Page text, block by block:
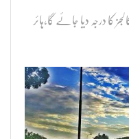
ٹی کالجز کا درجہ دیا جائے گا،ہائر